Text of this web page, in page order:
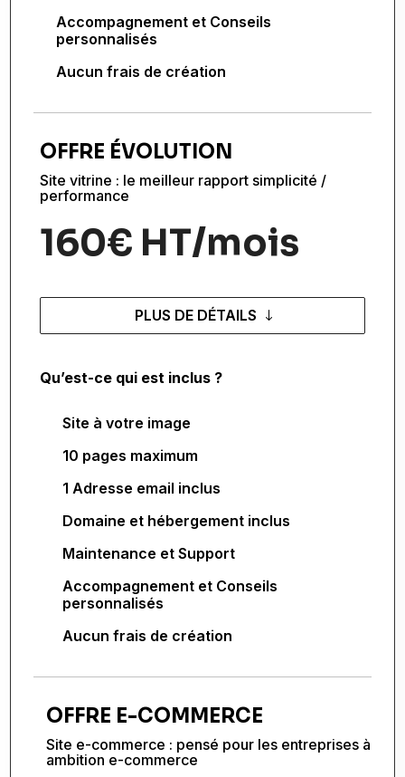
Accompagnement et Conseils
personnalisés
Aucun frais de création
OFFRE ÉVOLUTION
Site vitrine : le meilleur rapport simplicité /
performance
160€ HT/mois
PLUS DE DÉTAILS
Qu’est-ce qui est inclus ?
Site à votre image
10 pages maximum
1 Adresse email inclus
Domaine et hébergement inclus
Maintenance et Support
Accompagnement et Conseils
personnalisés
Aucun frais de création
OFFRE E-COMMERCE
Site e-commerce : pensé pour les entreprises à
ambition e-commerce